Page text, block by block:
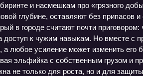
и насмешкам про «грязного
глубине, оставляют без
в городе считают почти
доступ к чужим навыкам. Но вместе с
любое усиление может изменить
эльфийка с собственным грузом и
не только для роста, но и для